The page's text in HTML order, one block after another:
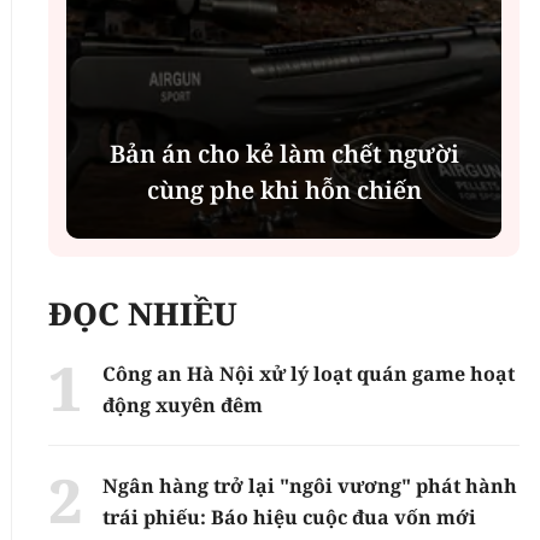
Bản án cho kẻ làm chết người
cùng phe khi hỗn chiến
ĐỌC NHIỀU
Công an Hà Nội xử lý loạt quán game hoạt
động xuyên đêm
Ngân hàng trở lại "ngôi vương" phát hành
trái phiếu: Báo hiệu cuộc đua vốn mới